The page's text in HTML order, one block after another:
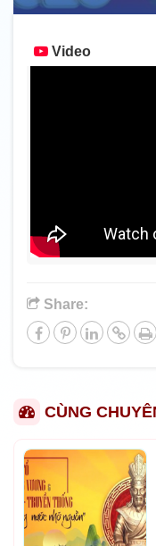
Video
Share:
CÙNG